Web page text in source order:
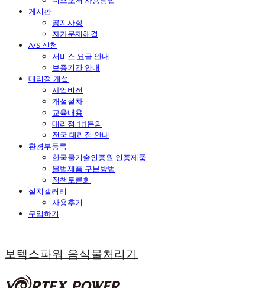
게시판
공지사항
자가문제해결
A/S 신청
서비스 요금 안내
보증기간 안내
대리점 개설
사업비전
개설절차
교육내용
대리점 1:1문의
전국 대리점 안내
환경부등록
한국물기술인증원 인증제품
불법제품 구분방법
정책토론회
설치갤러리
사용후기
구입하기
보텍스파워 음식물처리기